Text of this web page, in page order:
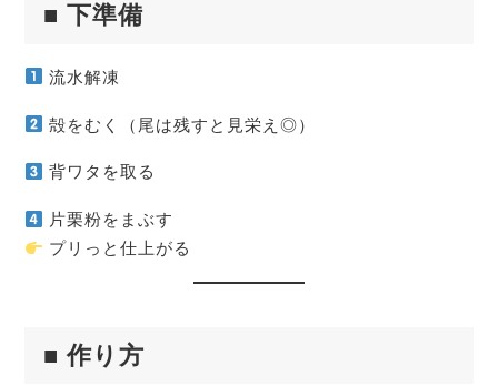
■ 下準備
流水解凍
殻をむく（尾は残すと見栄え◎）
背ワタを取る
片栗粉をまぶす
プリっと仕上がる
■ 作り方